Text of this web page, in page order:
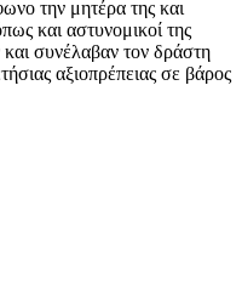
την μητέρα της και
και αστυνομικοί της
συνέλαβαν τον δράστη
αξιοπρέπειας σε βάρος